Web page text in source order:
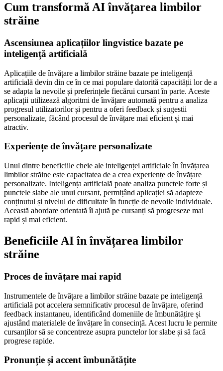
Cum transformă AI învățarea limbilor
străine
Ascensiunea aplicațiilor lingvistice bazate pe
inteligență artificială
Aplicațiile de învățare a limbilor străine bazate pe inteligență
artificială devin din ce în ce mai populare datorită capacității lor de a
se adapta la nevoile și preferințele fiecărui cursant în parte. Aceste
aplicații utilizează algoritmi de învățare automată pentru a analiza
progresul utilizatorilor și pentru a oferi feedback și sugestii
personalizate, făcând procesul de învățare mai eficient și mai
atractiv.
Experiențe de învățare personalizate
Unul dintre beneficiile cheie ale inteligenței artificiale în învățarea
limbilor străine este capacitatea de a crea experiențe de învățare
personalizate. Inteligența artificială poate analiza punctele forte și
punctele slabe ale unui cursant, permițând aplicației să adapteze
conținutul și nivelul de dificultate în funcție de nevoile individuale.
Această abordare orientată îi ajută pe cursanți să progreseze mai
rapid și mai eficient.
Beneficiile AI în învățarea limbilor
străine
Proces de învățare mai rapid
Instrumentele de învățare a limbilor străine bazate pe inteligență
artificială pot accelera semnificativ procesul de învățare, oferind
feedback instantaneu, identificând domeniile de îmbunătățire și
ajustând materialele de învățare în consecință. Acest lucru le permite
cursanților să se concentreze asupra punctelor lor slabe și să facă
progrese rapide.
Pronunție și accent îmbunătățite